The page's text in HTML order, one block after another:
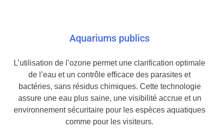
Aquariums publics
L’utilisation de l’ozone permet une clarification optimale
de l’eau et un contrôle efficace des parasites et
bactéries, sans résidus chimiques. Cette technologie
assure une eau plus saine, une visibilité accrue et un
environnement sécuritaire pour les espèces aquatiques
comme pour les visiteurs.